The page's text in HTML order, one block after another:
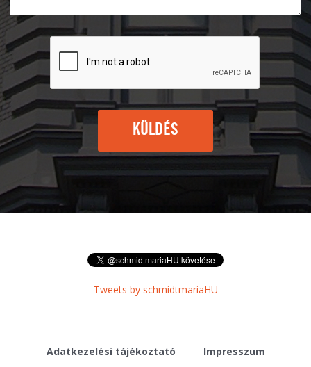
KÜLDÉS
Tweets by schmidtmariaHU
Adatkezelési tájékoztató Impresszum